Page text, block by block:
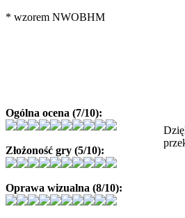
* wzorem NWOBHM
Ogólna ocena (7/10):
Złożoność gry (5/10):
Oprawa wizualna (8/10):